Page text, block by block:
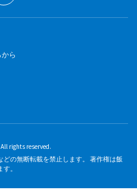
ら
rights reserved.
の無断転載を禁止します。 著作権は飯
。